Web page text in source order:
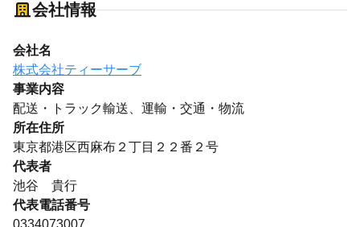
会社情報
会社名
株式会社ティーサーブ
事業内容
配送・トラック輸送、運輸・交通・物流
所在住所
東京都港区西麻布２丁目２２番２号
代表者
池谷 貴行
代表電話番号
0334073007